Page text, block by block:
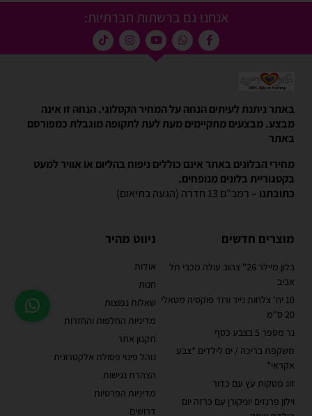
אנחנו גם ברשתות חברתיות:
באתר ניתנת לעיתים הנחה על המחיר הקטלוגי. הנחה זו אינה
מבצע. מבצעים מתקיימים מעת לעת לתקופה מוגבלת כמפורסם
באתר
מחירי הבלונים באתר אינם כוללים ניפוח בהליום או אוויר למעט
בקטגוריית בלונים מנופחים.
כתובתנו – רמב"ם 13 חדרה (הגעה בתיאום)
מוצרים חדשים
בלון מיילר 26" צהוב עולה מכבי תל
אביב
10 יח' צלחות נייר ורוד פוקסיה מטאלי
20 ס"מ
נר מספר 5 בצבע כסף
משקפת בריכה / ים לילדים *צבע
אקראי*
זוג מטקות עץ עם כדור
וילון פרנזים יוניקורן עם כרזה יום
ניווט מהיר
אודות
חנות
שאלות נפוצות
מדיניות החלפות והחזרות
תקנון אתר
נוהל פינוי פסולת אלקטרונית
הצהרת נגישות
מדיניות הפרטיות
דרושים